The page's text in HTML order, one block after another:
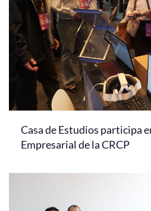
Casa de Estudios participa
Empresarial de la CRCP